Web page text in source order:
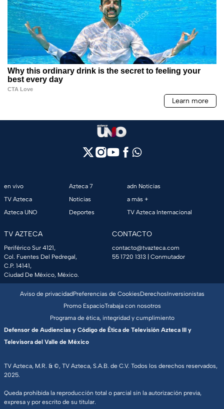
en vivo
TV Azteca
Azteca UNO
Azteca 7
Noticias
Deportes
adn Noticias
a más +
TV Azteca Internacional
TV AZTECA
Periférico Sur 4121,
Col. Fuentes Del Pedregal,
C.P. 14141,
Ciudad De México, México.
CONTACTO
contacto@tvazteca.com
55 1720 1313 | Conmutador
TV Azteca, M.R. & ©, TV Azteca, S.A.B. de C.V. Todos los derechos reservados,
2025.
Queda prohibida la reproducción total o parcial sin la autorización previa,
expresa y por escrito de su titular.
Aviso de privacidadPreferencias de CookiesDerechosInversionistas
Promo EspacioTrabaja con nosotros
Programa de ética, integridad y cumplimiento
Defensor de Audiencias y Código de Ética de Televisión Azteca III y
Televisora del Valle de México